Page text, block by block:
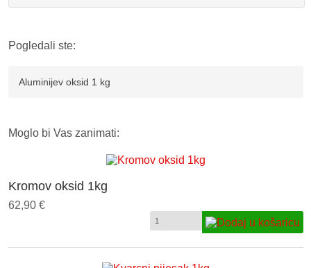
Pogledali ste:
Aluminijev oksid 1 kg
Moglo bi Vas zanimati:
Kromov oksid 1kg
62,90 €